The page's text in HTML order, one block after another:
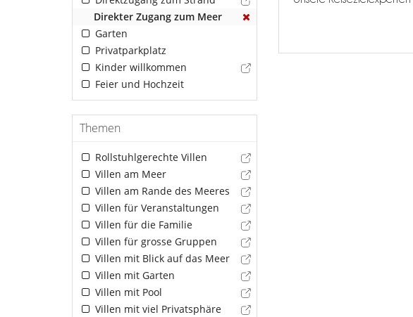
Direkter Zugang zum Meer
Garten
Privatparkplatz
Kinder willkommen
Feier und Hochzeit
Themen
Rollstuhlgerechte Villen
Villen am Meer
Villen am Rande des Meeres
Villen für Veranstaltungen
Villen für die Familie
Villen für grosse Gruppen
Villen mit Blick auf das Meer
Villen mit Garten
Villen mit Pool
Villen mit viel Privatsphäre